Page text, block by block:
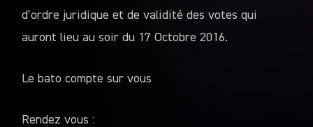
d’ordre juridique et de validité des votes qui
auront lieu au soir du 17 Octobre 2016.
Le bato compte sur vous
Rendez vous :